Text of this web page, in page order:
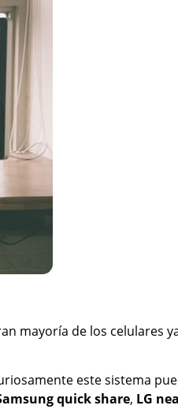
mayoría de los celulares
este sistema
quick share, LG